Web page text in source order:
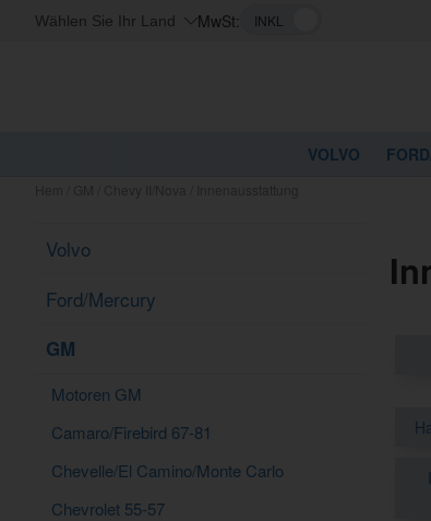
Wählen Sie Ihr Land MwSt:
VOLVO
Volvo
Ford/Mercury
GM
Motoren GM
Camaro/Firebird 67-81
Chevelle/El Camino/Monte Carlo
Chevrolet 55-57